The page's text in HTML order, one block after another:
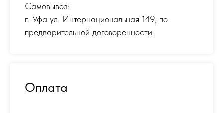
Самовывоз:
г. Уфа ул. Интернациональная 149, по
предварительной договоренности.
Оплата